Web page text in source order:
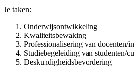
Je taken:
Onderwijsontwikkeling
Kwaliteitsbewaking
Professionalisering van docenten/
Studiebegeleiding van studenten/
Deskundigheidsbevordering